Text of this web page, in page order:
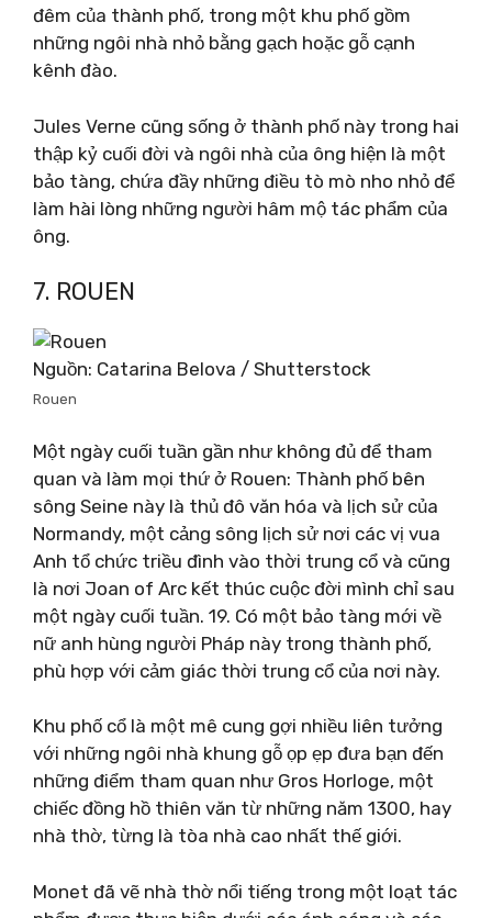
đêm của thành phố, trong một khu phố gồm
những ngôi nhà nhỏ bằng gạch hoặc gỗ cạnh
kênh đào.
Jules Verne cũng sống ở thành phố này trong hai
thập kỷ cuối đời và ngôi nhà của ông hiện là một
bảo tàng, chứa đầy những điều tò mò nho nhỏ để
làm hài lòng những người hâm mộ tác phẩm của
ông.
7. ROUEN
Nguồn: Catarina Belova / Shutterstock
Rouen
Một ngày cuối tuần gần như không đủ để tham
quan và làm mọi thứ ở Rouen: Thành phố bên
sông Seine này là thủ đô văn hóa và lịch sử của
Normandy, một cảng sông lịch sử nơi các vị vua
Anh tổ chức triều đình vào thời trung cổ và cũng
là nơi Joan of Arc kết thúc cuộc đời mình chỉ sau
một ngày cuối tuần. 19. Có một bảo tàng mới về
nữ anh hùng người Pháp này trong thành phố,
phù hợp với cảm giác thời trung cổ của nơi này.
Khu phố cổ là một mê cung gợi nhiều liên tưởng
với những ngôi nhà khung gỗ ọp ẹp đưa bạn đến
những điểm tham quan như Gros Horloge, một
chiếc đồng hồ thiên văn từ những năm 1300, hay
nhà thờ, từng là tòa nhà cao nhất thế giới.
Monet đã vẽ nhà thờ nổi tiếng trong một loạt tác